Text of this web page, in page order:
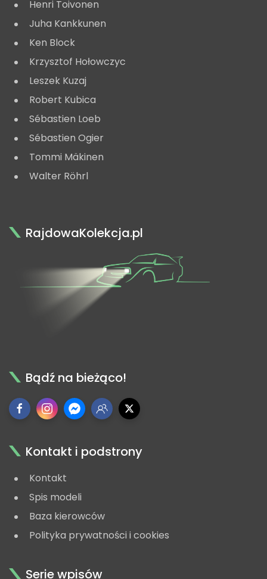
Henri Toivonen
Juha Kankkunen
Ken Block
Krzysztof Hołowczyc
Leszek Kuzaj
Robert Kubica
Sébastien Loeb
Sébastien Ogier
Tommi Mäkinen
Walter Röhrl
RajdowaKolekcja.pl
Bądź na bieżąco!
Kontakt i podstrony
Kontakt
Spis modeli
Baza kierowców
Polityka prywatności i cookies
Serie wpisów